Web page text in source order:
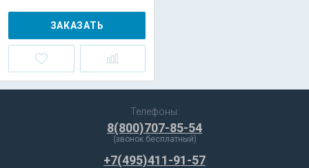
ЗАКАЗАТЬ
Телефоны:
8(800)707-85-54
(звонок бесплатный)
+7(495)411-91-57